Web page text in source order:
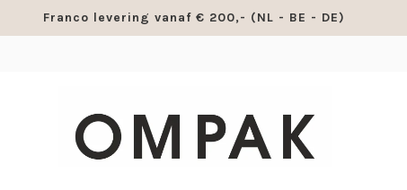
Franco levering vanaf € 200,- (NL - BE - DE)